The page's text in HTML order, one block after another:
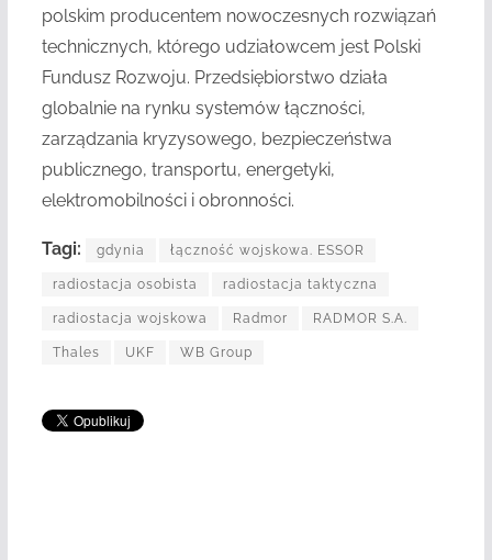
polskim producentem nowoczesnych rozwiązań
technicznych, którego udziałowcem jest Polski
Fundusz Rozwoju. Przedsiębiorstwo działa
globalnie na rynku systemów łączności,
zarządzania kryzysowego, bezpieczeństwa
publicznego, transportu, energetyki,
elektromobilności i obronności.
Tagi: gdynia łączność wojskowa. ESSOR
radiostacja osobista radiostacja taktyczna
radiostacja wojskowa Radmor RADMOR S.A.
Thales UKF WB Group